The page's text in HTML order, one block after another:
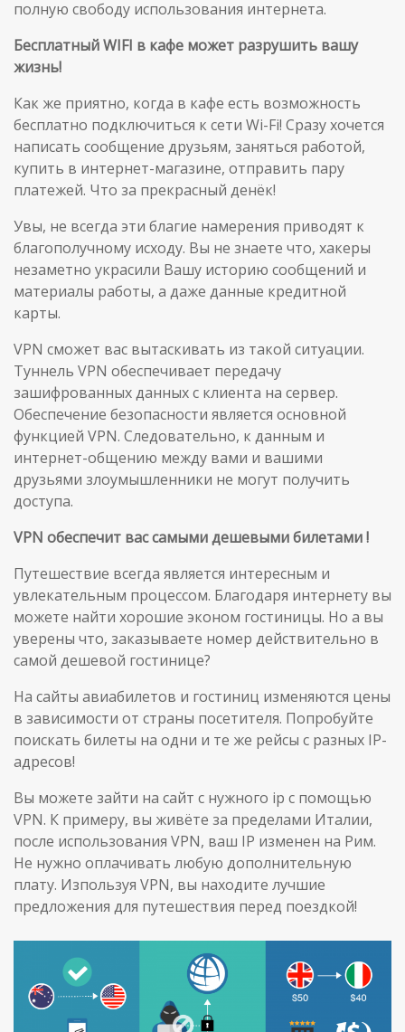
полную свободу использования интернета.
Бесплатный WIFI в кафе может разрушить вашу
жизнь!
Как же приятно, когда в кафе есть возможность
бесплатно подключиться к сети Wi-Fi! Сразу хочется
написать сообщение друзьям, заняться работой,
купить в интернет-магазине, отправить пару
платежей. Что за прекрасный денёк!
Увы, не всегда эти благие намерения приводят к
благополучному исходу. Вы не знаете что, хакеры
незаметно украсили Вашу историю сообщений и
материалы работы, а даже данные кредитной
карты.
VPN сможет вас вытаскивать из такой ситуации.
Туннель VPN обеспечивает передачу
зашифрованных данных с клиента на сервер.
Обеспечение безопасности является основной
функцией VPN. Следовательно, к данным и
интернет-общению между вами и вашими
друзьями злоумышленники не могут получить
доступа.
VPN обеспечит вас самыми дешевыми билетами !
Путешествие всегда является интересным и
увлекательным процессом. Благодаря интернету вы
можете найти хорошие эконом гостиницы. Но а вы
уверены что, заказываете номер действительно в
самой дешевой гостинице?
На сайты авиабилетов и гостиниц изменяются цены
в зависимости от страны посетителя. Попробуйте
поискать билеты на одни и те же рейсы с разных IP-
адресов!
Вы можете зайти на сайт с нужного ip с помощью
VPN. К примеру, вы живёте за пределами Италии,
после использования VPN, ваш IP изменен на Рим.
Не нужно оплачивать любую дополнительную
плату. Изпользуя VPN, вы находите лучшие
предложения для путешествия перед поездкой!